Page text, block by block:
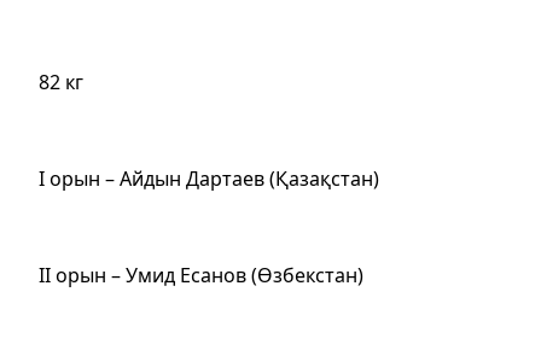
82 кг
І орын – Aйдын Дартаев (Қазақстан)
ІІ орын – Умид Есанов (Өзбекстан)